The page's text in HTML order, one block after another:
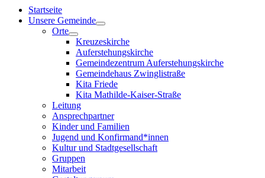
Startseite
Unsere Gemeinde
Orte
Kreuzeskirche
Auferstehungskirche
Gemeindezentrum Auferstehungskirche
Gemeindehaus Zwinglistraße
Kita Friede
Kita Mathilde-Kaiser-Straße
Leitung
Ansprechpartner
Kinder und Familien
Jugend und Konfirmand*innen
Kultur und Stadtgesellschaft
Gruppen
Mitarbeit